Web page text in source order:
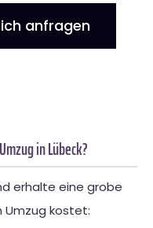
anfragen
in Lübeck?
erhalte eine grobe
Umzug kostet: